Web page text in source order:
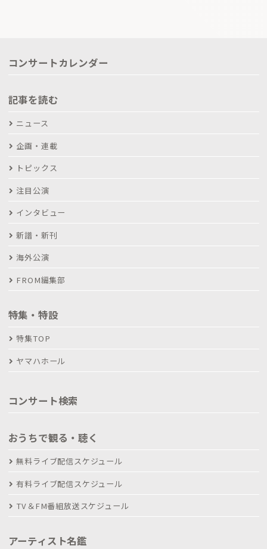
コンサートカレンダー
記事を読む
ニュース
企画・連載
トピックス
注目公演
インタビュー
新譜・新刊
海外公演
FROM編集部
特集・特設
特集TOP
ヤマハホール
コンサート検索
おうちで観る・聴く
無料ライブ配信スケジュール
有料ライブ配信スケジュール
TV＆FM番組放送スケジュール
アーティスト名鑑